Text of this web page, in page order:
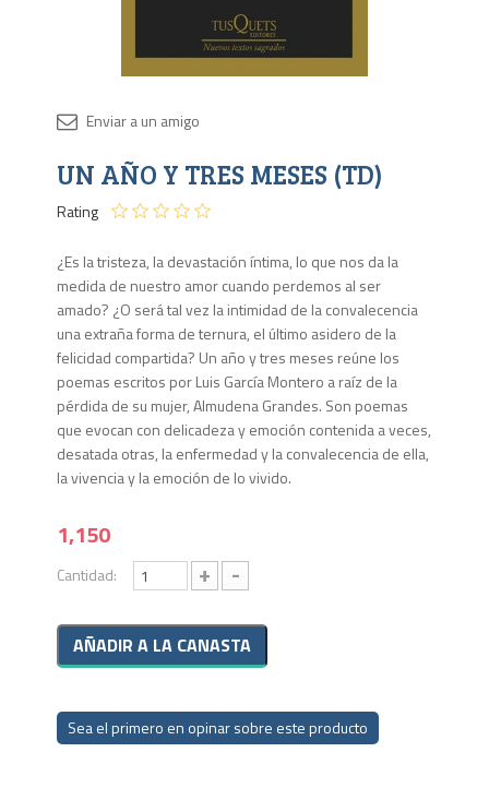
UN AÑO Y TRES MESES (TD)
Rating
¿Es la tristeza, la devastación íntima, lo que nos da la
medida de nuestro amor cuando perdemos al ser
amado? ¿O será tal vez la intimidad de la convalecencia
una extraña forma de ternura, el último asidero de la
felicidad compartida? Un año y tres meses reúne los
poemas escritos por Luis García Montero a raíz de la
pérdida de su mujer, Almudena Grandes. Son poemas
que evocan con delicadeza y emoción contenida a veces,
desatada otras, la enfermedad y la convalecencia de ella,
la vivencia y la emoción de lo vivido.
1,150
Cantidad: + -
Sea el primero en opinar sobre este producto